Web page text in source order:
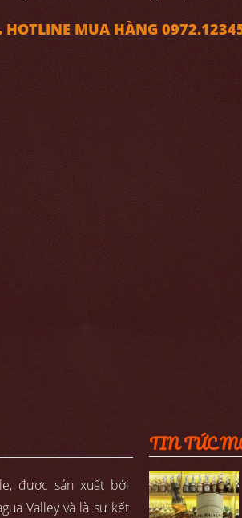
HOTLINE MUA HÀNG
được sản xuất bởi
Valley và là sự kết
TIN TỨC